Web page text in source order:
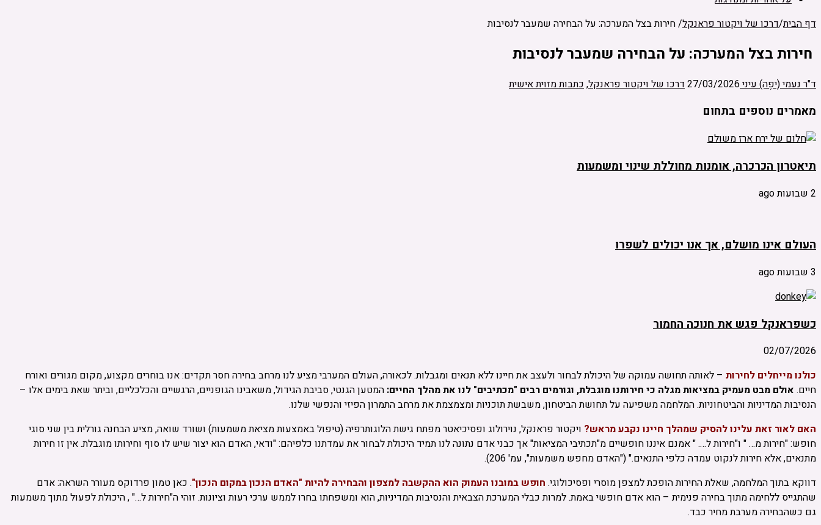
דף הבית/דרכו של ויקטור פראנקל/‫ חירות בצל המערכה: על הבחירה שמעבר לנסיבות
‫ חירות בצל המערכה: על הבחירה שמעבר לנסיבות
ד"ר נעמי (יפֶה) עיני27/03/2026 דרכו של ויקטור פראנקל, כתבות מזוית אישית
מאמרים נוספים בתחום
תיאטרון הכרכרה, אומנות מחוללת שינוי ומשמעות
2 שבועות ago
העולם אינו מושלם, אך אנו יכולים לשפרו
3 שבועות ago
כשפראנקל פגש את חנוכה החמור
02/07/2026
כולנו מייחלים לחירות – לאותה תחושה עמוקה של היכולת לבחור ולעצב את חיינו ללא תנאים ומגבלות. לכאורה, העולם המערבי מציע לנו מרחב בחירה חסר תקדים: אנו בוחרים מקצוע, מקום מגורים ואורח
חיים. אולם מבט מעמיק במציאות מגלה כי חירותנו מוגבלת, וגורמים רבים "מכתיבים" לנו את מהלך החיים: המטען הגנטי, סביבת הגידול, משאבינו הגופניים, הרגשיים והכלכליים, וביתר שאת בימים אלו –
הנסיבות המדיניות והביטחוניות. המלחמה משפיעה על תחושת הביטחון, משבשת תוכניות ומצמצמת את מרחב התמרון הפיזי והנפשי שלנו.
האם לאור זאת עלינו להסיק שמהלך חיינו נקבע מראש? ויקטור פראנקל, נוירולוג ופסיכיאטר מפתח גישת הלוגותרפיה (טיפול באמצעות מציאת משמעות) ושורד שואה, מציע הבחנה גורלית בין שני סוגי
חופש: "חירות מ… " ו"חירות ל…. " אמנם איננו חופשיים מ"תכתיבי המציאות" אך כבני אדם נתונה לנו תמיד היכולת לבחור את עמדתנו כלפיהם: "ודאי, האדם הוא יצור שיש לו סוף וחירותו מוגבלת. אין זו חירות
מתנאים, אלא חירות לנקוט עמדה כלפי התנאים." ("האדם מחפש משמעות", עמ' 206).
דווקא בתוך המלחמה, שאלת החירות הופכת למצפן מוסרי ופסיכולוגי. חופש במובנו העמוק הוא ההקשבה למצפון והבחירה להיות "האדם הנכון במקום הנכון". כאן טמון פרדוקס מעורר השראה: אדם
שהתגייס ללחימה מתוך בחירה פנימית – הוא אדם חופשי באמת. למרות כבלי המערכת הצבאית והנסיבות המדיניות, הוא ומשפחתו בחרו לממש ערכי רעות וציונות. זוהי ה"חירות ל…" , היכולת לפעול מתוך משמעות
גם כשהבחירה מערבת מחיר כבד.